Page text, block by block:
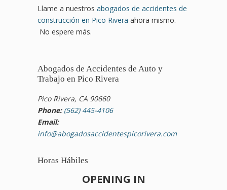
Llame a nuestros abogados de accidentes de
construcción en Pico Rivera ahora mismo.
No espere más.
Abogados de Accidentes de Auto y
Trabajo en Pico Rivera
Pico Rivera, CA 90660
Phone: (562) 445-4106
Email:
info@abogadosaccidentespicorivera.com
Horas Hábiles
OPENING IN